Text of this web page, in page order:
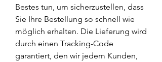
Bestes tun, um sicherzustellen, dass
Sie Ihre Bestellung so schnell wie
möglich erhalten. Die Lieferung wird
durch einen Tracking-Code
garantiert, den wir jedem Kunden,